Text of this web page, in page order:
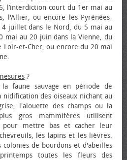
l’interdiction court du 1er mai au
l'Allier, ou encore les Pyrénées-
juillet dans le Nord, du 5 mai au
mai au 20 juin dans la Vienne, du
Loir-et-Cher, ou encore du 20 mai
?
faune sauvage en période de
des oiseaux nichant au
l'alouette des champs ou la
gros mammifères utilisent
pour mettre bas et cacher leur
les lapins et les lièvres.
de bourdons et d'abeilles
toutes les fleurs des